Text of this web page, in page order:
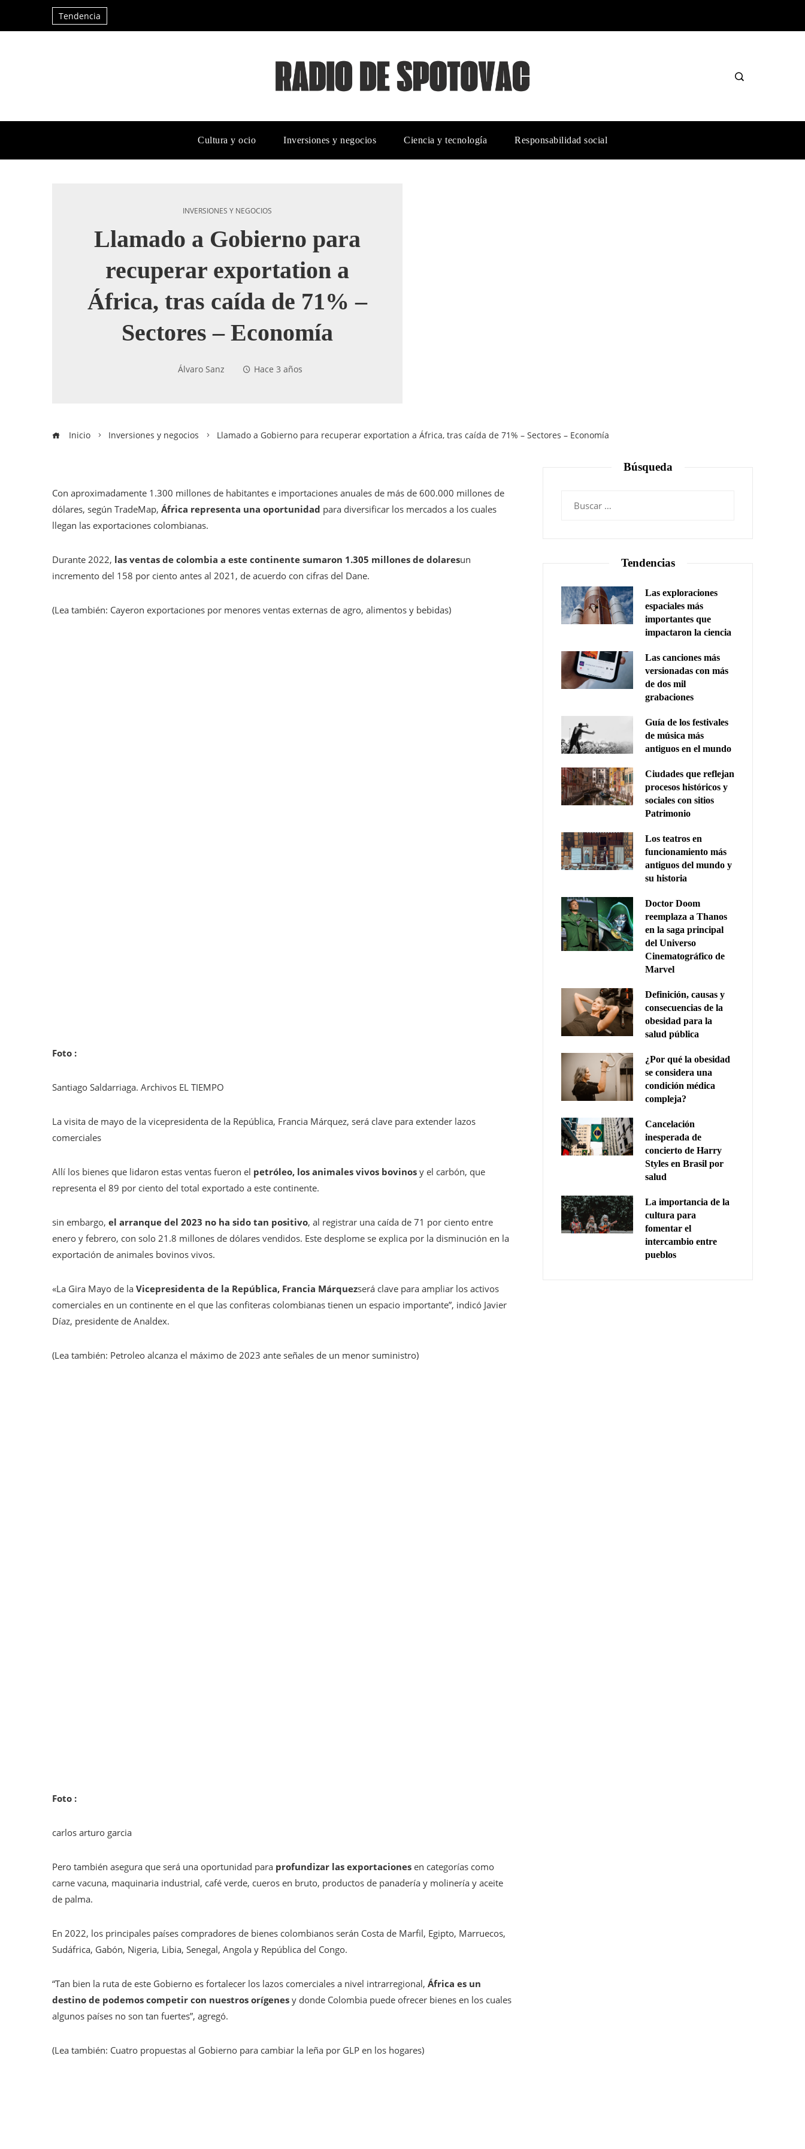
Tendencia
Cultura y ocio Inversiones y negocios Ciencia y tecnología Responsabilidad social
INVERSIONES Y NEGOCIOS
Llamado a Gobierno para
recuperar exportation a
África, tras caída de 71% –
Sectores – Economía
Álvaro Sanz Hace 3 años
Inicio Inversiones y negocios Llamado a Gobierno para recuperar exportation a África, tras caída de 71% – Sectores – Economía
Con aproximadamente 1.300 millones de habitantes e importaciones anuales de más de 600.000 millones de
dólares, según TradeMap, África representa una oportunidad para diversificar los mercados a los cuales
llegan las exportaciones colombianas.
Durante 2022, las ventas de colombia a este continente sumaron 1.305 millones de dolaresun
incremento del 158 por ciento antes al 2021, de acuerdo con cifras del Dane.
(Lea también: Cayeron exportaciones por menores ventas externas de agro, alimentos y bebidas)
Foto :
Santiago Saldarriaga. Archivos EL TIEMPO
La visita de mayo de la vicepresidenta de la República, Francia Márquez, será clave para extender lazos
comerciales
Allí los bienes que lidaron estas ventas fueron el petróleo, los animales vivos bovinos y el carbón, que
representa el 89 por ciento del total exportado a este continente.
sin embargo, el arranque del 2023 no ha sido tan positivo, al registrar una caída de 71 por ciento entre
enero y febrero, con solo 21.8 millones de dólares vendidos. Este desplome se explica por la disminución en la
exportación de animales bovinos vivos.
«La Gira Mayo de la Vicepresidenta de la República, Francia Márquezserá clave para ampliar los activos
comerciales en un continente en el que las confiteras colombianas tienen un espacio importante”, indicó Javier
Díaz, presidente de Analdex.
(Lea también: Petroleo alcanza el máximo de 2023 ante señales de un menor suministro)
Foto :
carlos arturo garcia
Pero también asegura que será una oportunidad para profundizar las exportaciones en categorías como
carne vacuna, maquinaria industrial, café verde, cueros en bruto, productos de panadería y molinería y aceite
de palma.
En 2022, los principales países compradores de bienes colombianos serán Costa de Marfil, Egipto, Marruecos,
Sudáfrica, Gabón, Nigeria, Libia, Senegal, Angola y República del Congo.
“Tan bien la ruta de este Gobierno es fortalecer los lazos comerciales a nivel intrarregional, África es un
destino de podemos competir con nuestros orígenes y donde Colombia puede ofrecer bienes en los cuales
algunos países no son tan fuertes”, agregó.
(Lea también: Cuatro propuestas al Gobierno para cambiar la leña por GLP en los hogares)
Búsqueda
Tendencias
Las exploraciones
espaciales más
importantes que
impactaron la ciencia
Las canciones más
versionadas con más
de dos mil
grabaciones
Guía de los festivales
de música más
antiguos en el mundo
Ciudades que reflejan
procesos históricos y
sociales con sitios
Patrimonio
Los teatros en
funcionamiento más
antiguos del mundo y
su historia
Doctor Doom
reemplaza a Thanos
en la saga principal
del Universo
Cinematográfico de
Marvel
Definición, causas y
consecuencias de la
obesidad para la
salud pública
¿Por qué la obesidad
se considera una
condición médica
compleja?
Cancelación
inesperada de
concierto de Harry
Styles en Brasil por
salud
La importancia de la
cultura para
fomentar el
intercambio entre
pueblos